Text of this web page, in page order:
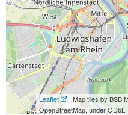
Leaflet
| Map tiles by BSB
OpenStreetMap, under ODbL.